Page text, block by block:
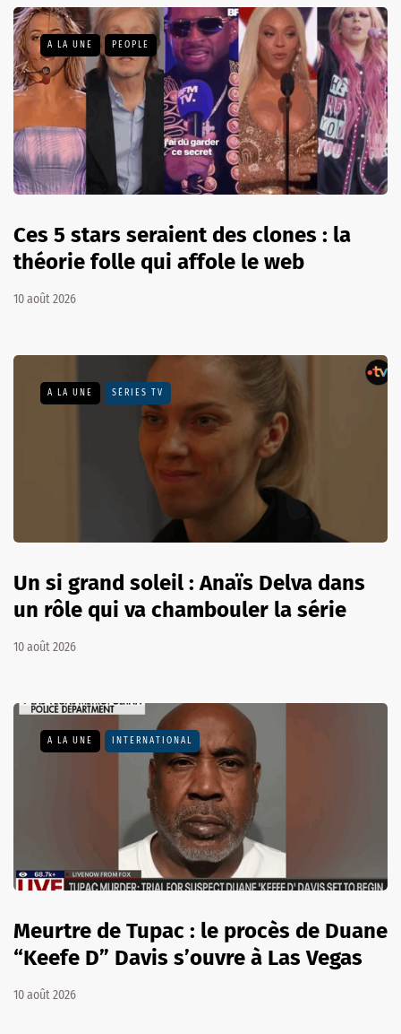
A LA UNE PEOPLE
Ces 5 stars seraient des clones : la
théorie folle qui affole le web
10 août 2026
A LA UNE SÉRIES TV
Un si grand soleil : Anaïs Delva dans
un rôle qui va chambouler la série
10 août 2026
A LA UNE INTERNATIONAL
Meurtre de Tupac : le procès de Duane
“Keefe D” Davis s’ouvre à Las Vegas
10 août 2026